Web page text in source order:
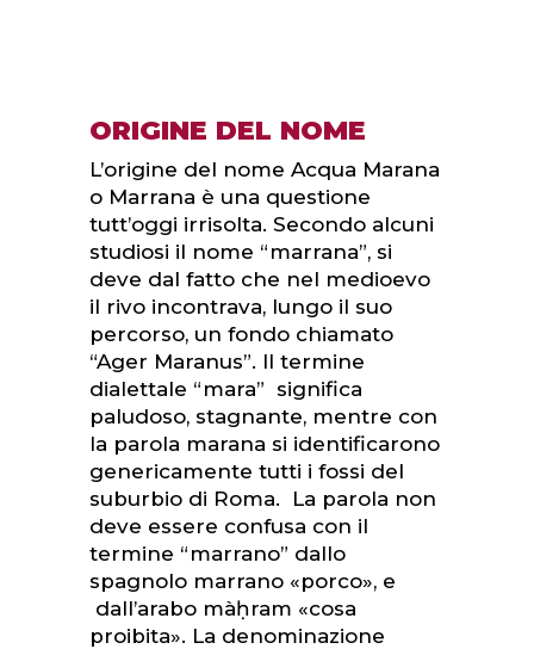
ORIGINE DEL NOME
L’origine del nome Acqua Marana
o Marrana è una questione
tutt’oggi irrisolta. Secondo alcuni
studiosi il nome “marrana”, si
deve dal fatto che nel medioevo
il rivo incontrava, lungo il suo
percorso, un fondo chiamato
“Ager Maranus”. Il termine
dialettale “mara” significa
paludoso, stagnante, mentre con
la parola marana si identificarono
genericamente tutti i fossi del
suburbio di Roma. La parola non
deve essere confusa con il
termine “marrano” dallo
spagnolo marrano «porco», e
dall’arabo màḥram «cosa
proibita». La denominazione